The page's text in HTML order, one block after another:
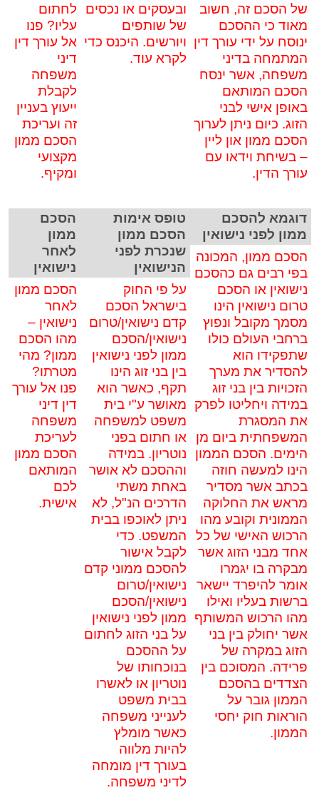
של הסכם זה, חשוב
מאוד כי ההסכם
ינוסח על ידי עורך דין
המתמחה בדיני
משפחה, אשר ינסח
הסכם המותאם
באופן אישי לבני
הזוג. כיום ניתן לערוך
הסכם ממון און ליין
– בשיחת וידאו עם
עורך הדין.
ובעסקים או נכסים
של שותפים
ויורשים. היכנס כדי
לקרא עוד.
לחתום
עליו? פנו
אל עורך דין
דיני
משפחה
לקבלת
ייעוץ בעניין
זה ועריכת
הסכם ממון
מקצועי
ומקיף.
דוגמא להסכם
ממון לפני נישואין
הסכם ממון, המכונה
בפי רבים גם כהסכם
נישואין או הסכם
טרום נישואין הינו
מסמך מקובל ונפוץ
ברחבי העולם כולו
שתפקידו הוא
להסדיר את מערך
הזכויות בין בני זוג
במידה ויחליטו לפרק
את המסגרת
המשפחתית ביום מן
הימים. הסכם הממון
הינו למעשה חוזה
בכתב אשר מסדיר
מראש את החלוקה
הממונית וקובע מהו
הרכוש האישי של כל
אחד מבני הזוג אשר
מבקרה בו יגמרו
אומר להיפרד יישאר
ברשות בעליו ואילו
מהו הרכוש המשותף
אשר יחולק בין בני
הזוג במקרה של
פרידה. המסוכם בין
הצדדים בהסכם
הממון גובר על
הוראות חוק יחסי
הממון.
טופס אימות
הסכם ממון
שנכרת לפני
הנישואין
על פי החוק
בישראל הסכם
קדם נישואין/טרום
נישואין/הסכם
ממון לפני נישואין
בין בני זוג הינו
תקף, כאשר הוא
מאושר ע"י בית
משפט למשפחה
או חתום בפני
נוטריון. במידה
וההסכם לא אושר
באחת משתי
הדרכים הנ"ל, לא
ניתן לאוכפו בבית
המשפט. כדי
לקבל אישור
להסכם ממוני קדם
נישואין/טרום
נישואין/הסכם
ממון לפני נישואין
על בני הזוג לחתום
על ההסכם
בנוכחותו של
נוטריון או לאשרו
בבית משפט
לענייני משפחה
כאשר מומלץ
להיות מלווה
בעורך דין מומחה
לדיני משפחה.
הסכם
ממון
לאחר
נישואין
הסכם ממון
לאחר
נישואין –
מהו הסכם
ממון? מהי
מטרתו?
פנו אל עורך
דין דיני
משפחה
לעריכת
הסכם ממון
המותאם
לכם
אישית.